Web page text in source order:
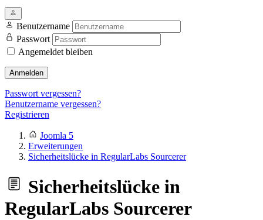
Benutzername
Passwort
Angemeldet bleiben
Anmelden
Passwort vergessen?
Benutzername vergessen?
Registrieren
Joomla 5
Erweiterungen
Sicherheitslücke in RegularLabs Sourcerer
Sicherheitslücke in
RegularLabs Sourcerer